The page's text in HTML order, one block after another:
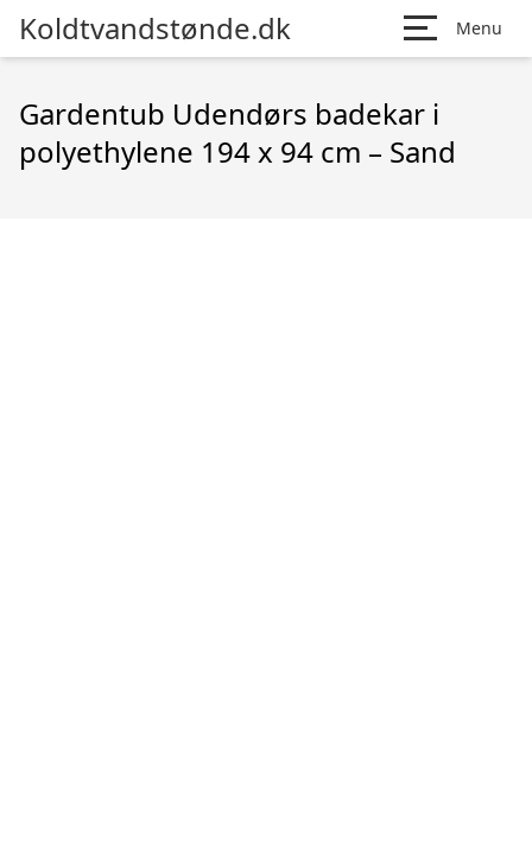
Koldtvandstønde.dk Menu
Gardentub Udendørs badekar i
polyethylene 194 x 94 cm – Sand